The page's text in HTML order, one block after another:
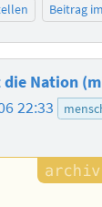
Beitrag
Nation
22:33